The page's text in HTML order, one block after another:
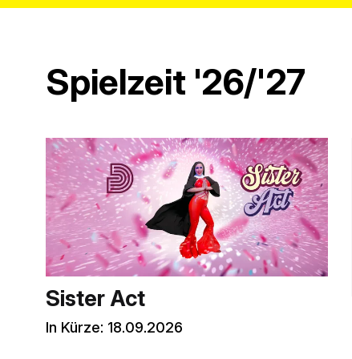
Spielzeit '26/'27
Sister Act
In Kürze: 18.09.2026